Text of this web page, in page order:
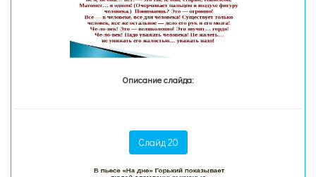
Описание слайда:
Слайд 20